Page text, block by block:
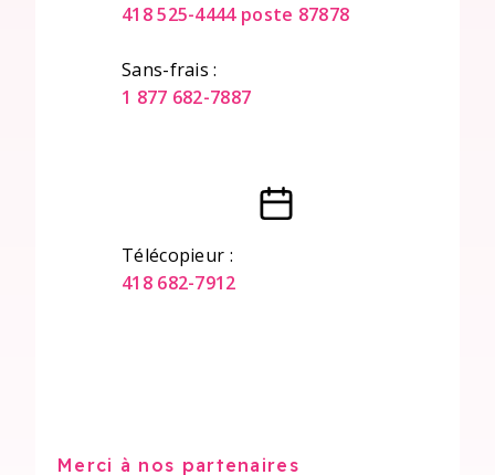
418 525-4444 poste 87878
Sans-frais :
1 877 682-7887
Télécopieur :
418 682-7912
Merci à nos partenaires